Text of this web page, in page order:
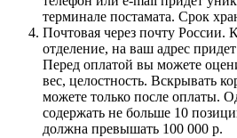
терминале постамата. Срок
Почтовая через почту России.
отделение, на ваш адрес
Перед оплатой вы можете
вес, целостность. Вскрывать
можете только после оплаты.
содержать не больше 10
должна превышать 100 000 р.